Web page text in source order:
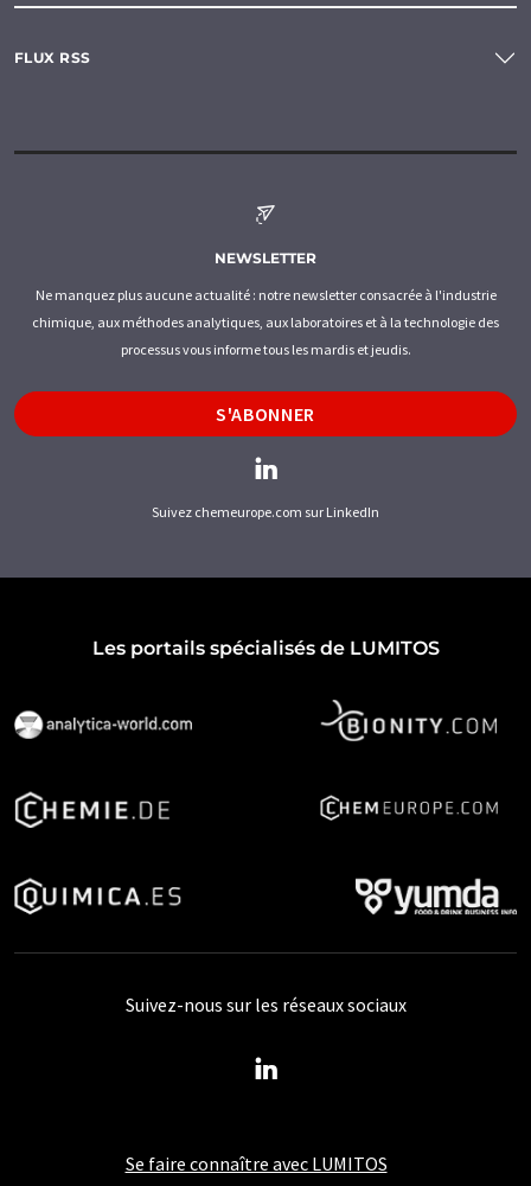
FLUX RSS
NEWSLETTER
Ne manquez plus aucune actualité : notre newsletter consacrée à l'industrie
chimique, aux méthodes analytiques, aux laboratoires et à la technologie des
processus vous informe tous les mardis et jeudis.
S'ABONNER
Suivez chemeurope.com sur LinkedIn
Les portails spécialisés de LUMITOS
Se faire connaître avec LUMITOS
Suivez-nous sur les réseaux sociaux